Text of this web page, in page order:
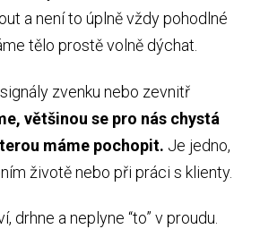
a není to úplně vždy pohodlné
tělo prostě volně dýchat.
zvenku nebo zevnitř
většinou se pro nás chystá
máme pochopit. Je jedno,
životě nebo při práci s klienty.
drhne a neplyne “to” v proudu.